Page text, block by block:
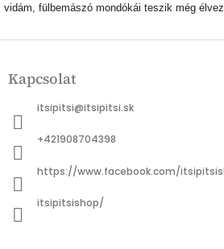
vidám, fülbemászó mondókái teszik még
L
bKapcsolat
itsipitsi@itsipitsi.sk
+421908704398
https://www.facebook.com/
itsipitsishop/